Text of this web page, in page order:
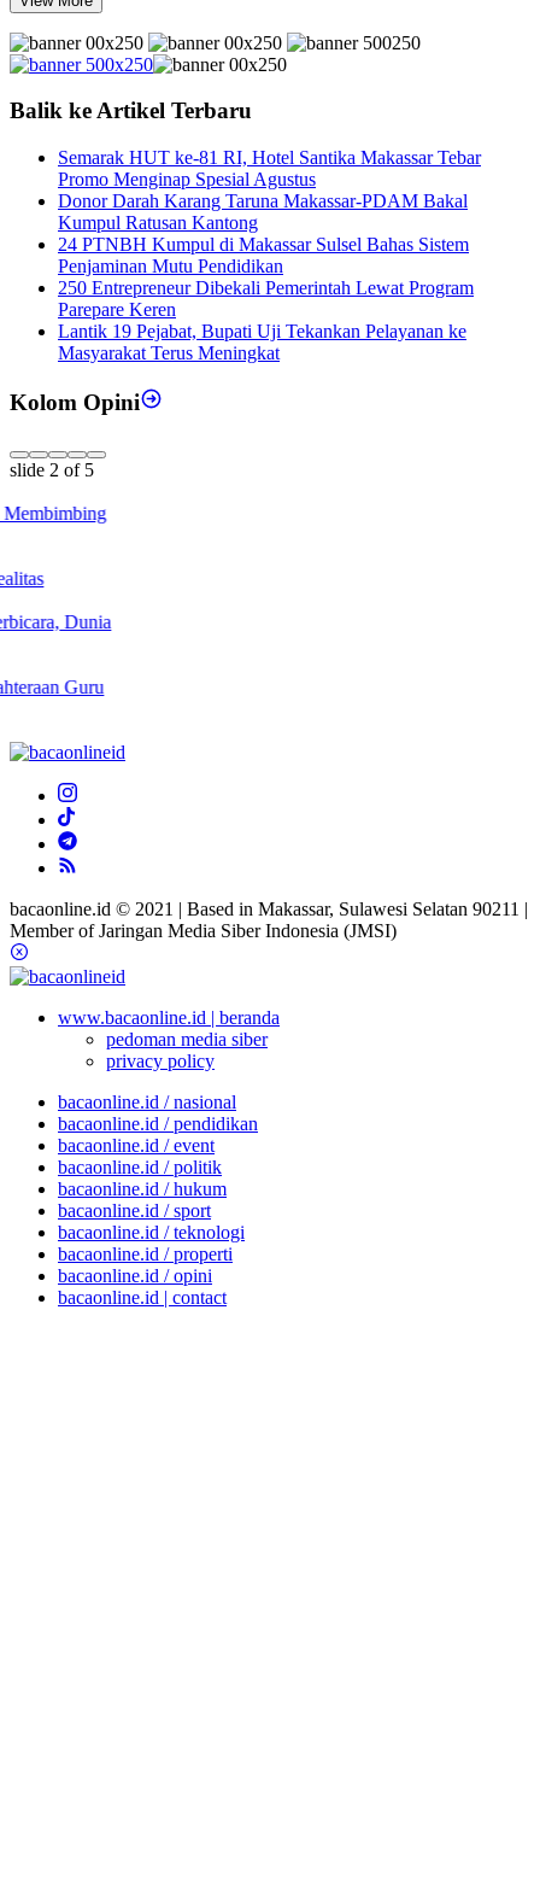
Balik ke Artikel Terbaru
Semarak HUT ke-81 RI, Hotel Santika Makassar Tebar
Promo Menginap Spesial Agustus
Donor Darah Karang Taruna Makassar-PDAM Bakal
Kumpul Ratusan Kantong
24 PTNBH Kumpul di Makassar Sulsel Bahas Sistem
Penjaminan Mutu Pendidikan
250 Entrepreneur Dibekali Pemerintah Lewat Program
Parepare Keren
Lantik 19 Pejabat, Bupati Uji Tekankan Pelayanan ke
Masyarakat Terus Meningkat
Kolom Opini
slide 2 of 5
bacaonline.id © 2021 | Based in Makassar, Sulawesi Selatan 90211 |
Member of Jaringan Media Siber Indonesia (JMSI)
www.bacaonline.id | beranda
pedoman media siber
privacy policy
bacaonline.id / nasional
bacaonline.id / pendidikan
bacaonline.id / event
bacaonline.id / politik
bacaonline.id / hukum
bacaonline.id / sport
bacaonline.id / teknologi
bacaonline.id / properti
bacaonline.id / opini
bacaonline.id | contact